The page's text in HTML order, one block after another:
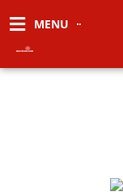
MENU